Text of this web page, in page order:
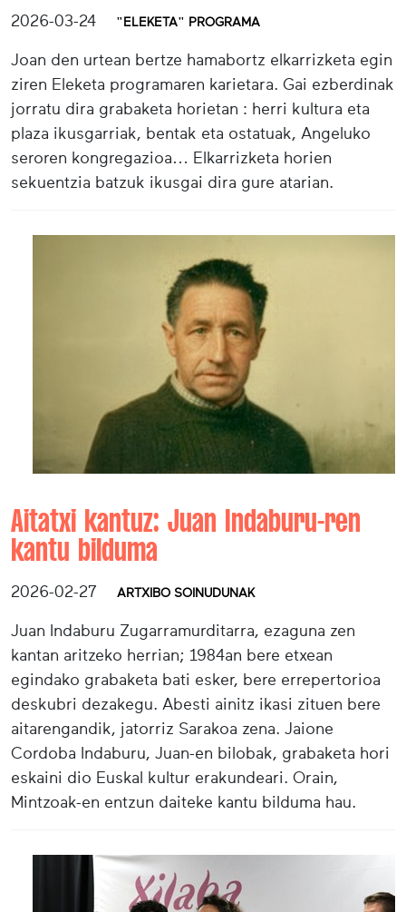
2026-03-24 "ELEKETA" PROGRAMA
Joan den urtean bertze hamabortz elkarrizketa egin
ziren Eleketa programaren karietara. Gai ezberdinak
jorratu dira grabaketa horietan : herri kultura eta
plaza ikusgarriak, bentak eta ostatuak, Angeluko
seroren kongregazioa… Elkarrizketa horien
sekuentzia batzuk ikusgai dira gure atarian.
Aitatxi kantuz: Juan Indaburu-ren
kantu bilduma
2026-02-27 ARTXIBO SOINUDUNAK
Juan Indaburu Zugarramurditarra, ezaguna zen
kantan aritzeko herrian; 1984an bere etxean
egindako grabaketa bati esker, bere errepertorioa
deskubri dezakegu. Abesti ainitz ikasi zituen bere
aitarengandik, jatorriz Sarakoa zena. Jaione
Cordoba Indaburu, Juan-en bilobak, grabaketa hori
eskaini dio Euskal kultur erakundeari. Orain,
Mintzoak-en entzun daiteke kantu bilduma hau.